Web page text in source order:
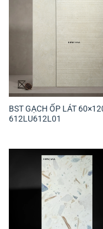
BST GẠCH ỐP LÁT
612LU612L01